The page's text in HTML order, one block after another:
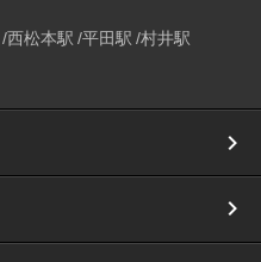
西松本駅 平田駅 村井駅